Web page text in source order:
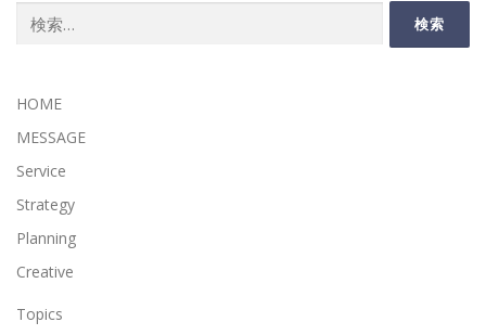
索:
HOME
MESSAGE
Service
Strategy
Planning
Creative
Topics